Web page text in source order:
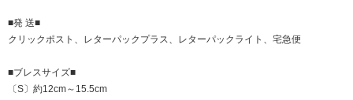
■発 送■
クリックポスト、レターパックプラス、レターパックライト、宅急便
■ブレスサイズ■
〔S〕約12cm～15.5cm